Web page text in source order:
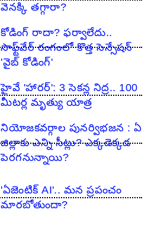
వెనక్కి తగ్గారా?
కోడింగ్ రాదా? ఫర్వాలేదు..
సాఫ్ట్‌వేర్ రంగంలో కొత్త సెన్సేషన్
'వైబ్ కోడింగ్'
హైవే 'హారర్': 3 సెకన్ల నిద్ర.. 100
మీటర్ల మృత్యు యాత్ర
నియోజకవర్గాల పునర్విభజన : ఏ
జిల్లాకు ఎన్ని సీట్లు? ఎక్కడెక్కడ
పెరగనున్నాయి?
'ఏజెంటిక్ AI'.. మన ప్రపంచం
మారబోతుందా?